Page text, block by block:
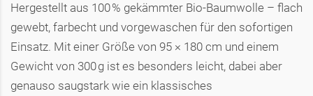
Hergestellt aus 100 % gekämmter Bio-Baumwolle – flach
gewebt, farbecht und vorgewaschen für den sofortigen
Einsatz. Mit einer Größe von 95 × 180 cm und einem
Gewicht von 300 g ist es besonders leicht, dabei aber
genauso saugstark wie ein klassisches